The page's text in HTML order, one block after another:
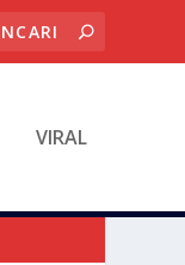
VIRAL